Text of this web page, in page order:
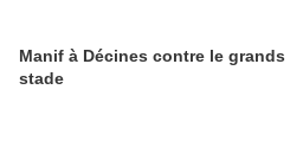
Manif à Décines contre le grands
stade